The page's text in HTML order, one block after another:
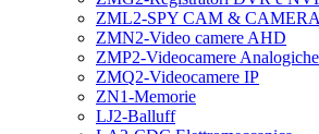
ZML2-SPY CAM &
ZMN2-Video camere AHD
ZMP2-Videocamere Analogiche
ZMQ2-Videocamere IP
ZN1-Memorie
LJ2-Balluff